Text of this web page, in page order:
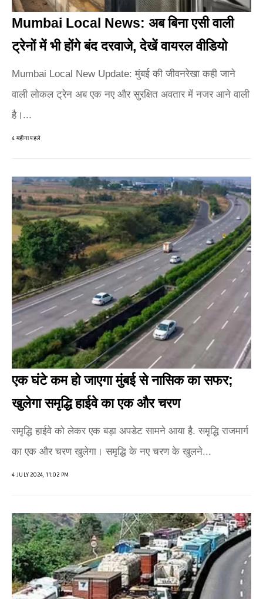
Mumbai Local News: अब बिना एसी वाली
ट्रेनों में भी होंगे बंद दरवाजे, देखें वायरल वीडियो
Mumbai Local New Update: मुंबई की जीवनरेखा कही जाने
वाली लोकल ट्रेन अब एक नए और सुरक्षित अवतार में नजर आने वाली
है।...
4 महीना पहले
एक घंटे कम हो जाएगा मुंबई से नासिक का सफर;
खुलेगा समृद्धि हाईवे का एक और चरण
समृद्धि हाईवे को लेकर एक बड़ा अपडेट सामने आया है. समृद्धि राजमार्ग
का एक और चरण खुलेगा। समृद्धि के नए चरण के खुलने...
4 JULY 2024, 11:02 PM